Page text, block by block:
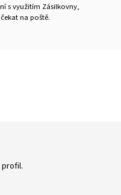
s využitím Zásilkovny,
na poště.